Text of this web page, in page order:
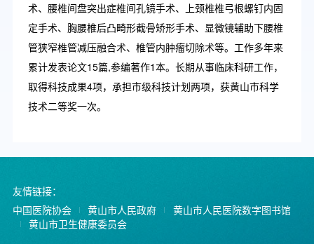
术、腰椎间盘突出症椎间孔镜手术、上颈椎椎弓根螺钉内固
定手术、胸腰椎后凸畸形截骨矫形手术、显微镜辅助下腰椎
管狭窄椎管减压融合术、椎管内肿瘤切除术等。工作多年来
累计发表论文15篇,参编著作1本。长期从事临床科研工作，
取得科技成果4项，承担市级科技计划两项，获黄山市科学
技术二等奖一次。
友情链接：
中国医院协会
黄山市人民政府
黄山市人民医院数字图书馆
黄山市卫生健康委员会